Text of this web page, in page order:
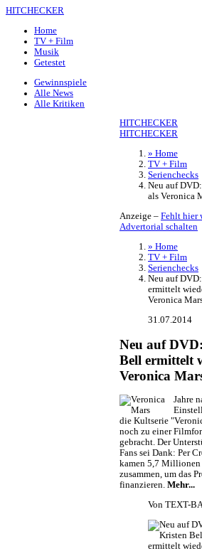
HITCHECKER
Home
TV + Film
Musik
Getestet
Gewinnspiele
Alle News
Alle Kritiken
HITCHECKER
HITCHECKER
» Home
TV + Film
Serienchecks
Neu auf
als Veronica
Anzeige – Fehlt hier
Advertorial schalten
» Home
TV + Film
Serienchecks
Neu auf
ermittelt
Veronica
31.07.2014
Neu auf
Bell ermittelt
Veronica
Jahre
die Kultserie
noch zu einer
gebracht. Der
Fans sei Dank: Per
kamen 5,7 Millionen
zusammen, um das
finanzieren. Mehr...
Von TEXT-